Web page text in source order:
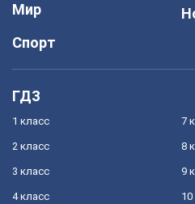
Мир
Спорт
ГДЗ
1 класс
2 класс
3 класс
4 класс
7
8
9